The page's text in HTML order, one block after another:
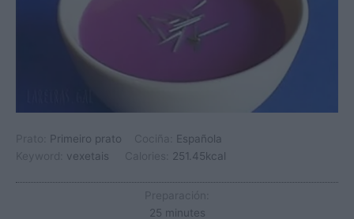
Primeiro prato
Española
vexetais 251.45kcal
25minutes
minutes